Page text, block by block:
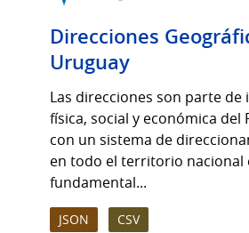
Direcciones
Uruguay
Las direcciones son parte
física, social y económica del
con un sistema de
en todo el territorio nacional
fundamental...
JSON CSV